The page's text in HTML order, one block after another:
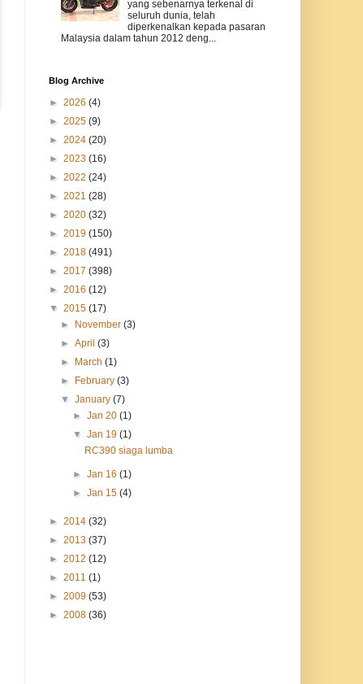
yang sebenarnya terkenal di
seluruh dunia, telah
diperkenalkan kepada pasaran
Malaysia dalam tahun 2012 deng...
Blog Archive
► 2026 (4)
► 2025 (9)
► 2024 (20)
► 2023 (16)
► 2022 (24)
► 2021 (28)
► 2020 (32)
► 2019 (150)
► 2018 (491)
► 2017 (398)
► 2016 (12)
▼ 2015 (17)
► November(3)
►April(3)
► March(1)
► February(3)
▼January(7)
► Jan 20 (1)
▼ Jan 19 (1)
RC390 siaga lumba
► Jan 16 (1)
► Jan 15 (4)
► 2014 (32)
► 2013 (37)
► 2012 (12)
► 2011 (1)
► 2009 (53)
► 2008 (36)